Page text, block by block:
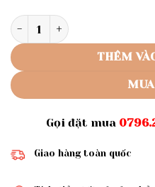
Rập giấy A0 may quần mã
THÊM
Gọi đặt mua
Giao hàng toàn quốc